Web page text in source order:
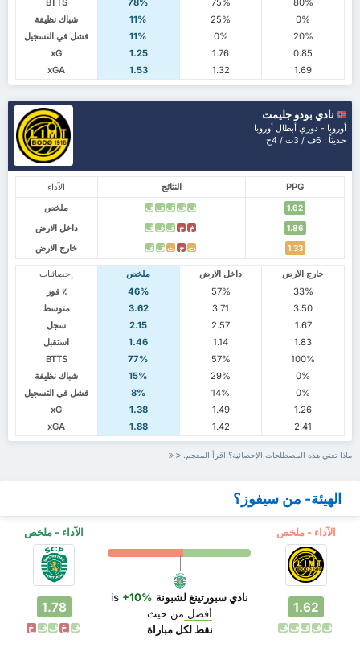
BTTS
78% 75%
80%
شباك نظيفة
11% 25%
0%
فشل في التسجيل
11% 0%
20%
xG
1.25 1.76
0.85
xGA
1.53 1.32 1.69
نادي بودو جليمت
أوروبا - دوري أبطال أوروبا
حديثاً : 6ف / 3ت / 4خ
الآداء النتائج
PPG
ملخص
ف ف ف ف ف 1.62
داخل الارض خ خ ف ف ف 1.86
خارج الارض ت خ ت ف ف 1.33
إحصائيات ملخص داخل الارض
خارج الارض
٪ فوز
46% 57%
33%
متوسط
3.62 3.71
3.50
سجل
2.15 2.57
1.67
استقبل
1.46 1.14
1.83
BTTS
77% 57%
100%
شباك نظيفة
15% 29%
0%
فشل في التسجيل
8% 14%
0%
xG
1.38 1.49
1.26
xGA
1.88 1.42 2.41
ماذا تعني هذه المصطلحات الإحصائية؟ اقرأ المعجم.
الهيئة- من سيفوز؟
الآداء - ملخص الآداء - ملخص
1.78
ف خ ف ف خ
نادي سبورتينغ لشبونة +10%
أفضل من حيث
نقط لكل مباراة
1.62
ف ف ف ف ف